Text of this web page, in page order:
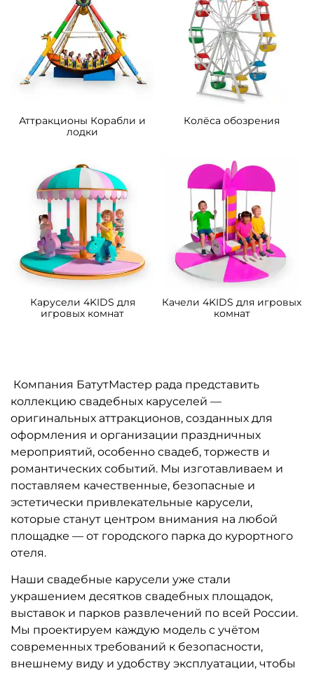
Аттракционы Корабли и
лодки
Колёса обозрения
Карусели 4KIDS для
игровых комнат
Качели 4KIDS для игровых
комнат
Компания БатутМастер рада представить
коллекцию свадебных каруселей —
оригинальных аттракционов, созданных для
оформления и организации праздничных
мероприятий, особенно свадеб, торжеств и
романтических событий. Мы изготавливаем и
поставляем качественные, безопасные и
эстетически привлекательные карусели,
которые станут центром внимания на любой
площадке — от городского парка до курортного
отеля.
Наши свадебные карусели уже стали
украшением десятков свадебных площадок,
выставок и парков развлечений по всей России.
Мы проектируем каждую модель с учётом
современных требований к безопасности,
внешнему виду и удобству эксплуатации, чтобы